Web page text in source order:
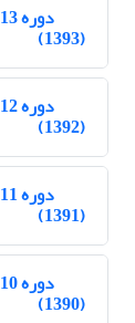
دوره 13
(1393)
دوره 12
(1392)
دوره 11
(1391)
دوره 10
(1390)